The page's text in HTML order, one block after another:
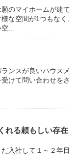
のマイホームが建て
な空間が1つもなく、
…
ンスが良いハウスメ
けて問い合わせをさ
れる頼もしい存在
入社して１～２年目